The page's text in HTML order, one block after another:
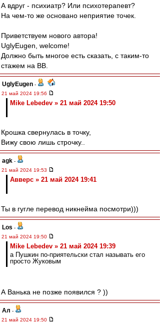
А вдруг - психиатр? Или психотерапевт?
На чем-то же основано неприятие точек.
Приветствуем нового автора!
UglyEugen, welcome!
Должно быть многое есть сказать, с таким-то
стажем на ВВ.
UglyEugen -
21 май 2024 19:56
Mike Lebedev » 21 май 2024 19:50
Крошка свернулась в точку,
Вижу свою лишь строчку..
agk -
21 май 2024 19:53
Авверс » 21 май 2024 19:41
Ты в гугле перевод никнейма посмотри)))
Los -
21 май 2024 19:50
Mike Lebedev » 21 май 2024 19:39
а Пушкин по-приятельски стал называть его
просто Жуковым
А Ванька не позже появился ? ))
Ал -
21 май 2024 19:50